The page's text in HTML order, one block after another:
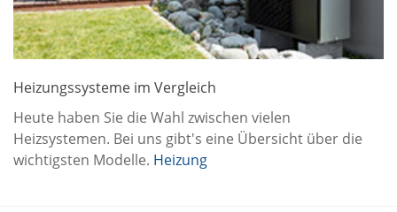
Heizungssysteme im Vergleich
Heute haben Sie die Wahl zwischen vielen
Heizsystemen. Bei uns gibt's eine Übersicht über die
wichtigsten Modelle. Heizung